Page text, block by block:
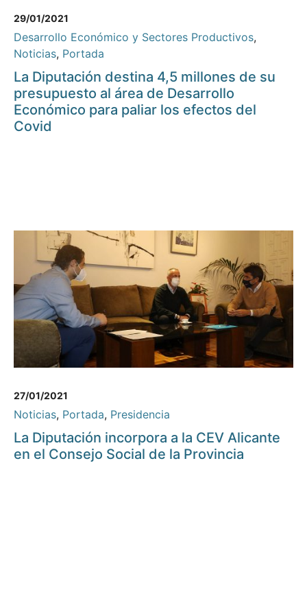
29/01/2021
Desarrollo Económico y Sectores Productivos,
Noticias, Portada
La Diputación destina 4,5 millones de su
presupuesto al área de Desarrollo
Económico para paliar los efectos del
Covid
27/01/2021
Noticias, Portada, Presidencia
La Diputación incorpora a la CEV Alicante
en el Consejo Social de la Provincia